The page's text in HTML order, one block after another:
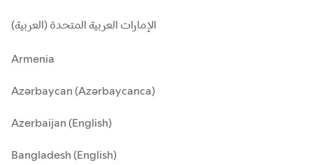
الإمارات العربية المتحدة (العربية)
Armenia
Azərbaycan (Azərbaycanca)
Azerbaijan (English)
Bangladesh (English)